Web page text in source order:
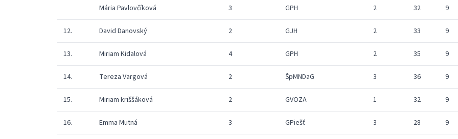
Mária Pavlovčíková 3 GPH 2 32 9
12. David Danovský 2 GJH 2 33 9
13. Miriam Kidalová 4 GPH 2 35 9
14. Tereza Vargová 2 ŠpMNDaG 3 36 9
15. Miriam kriššáková 2 GVOZA 1 32 9
16. Emma Mutná 3 GPiešť 3 28 9